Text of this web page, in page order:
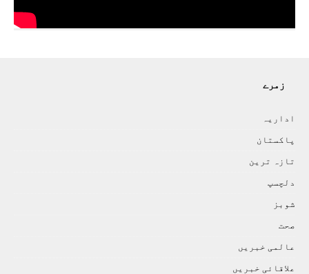
زمرے
اداريہ
پاکستان
تازہ ترين
دلچسپ
شوبز
صحت
عالمی خبريں
علاقائی خبريں